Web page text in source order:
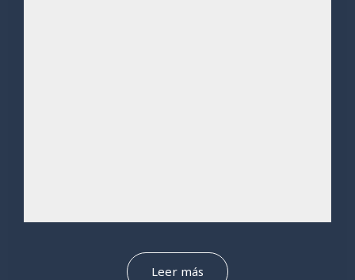
Leer más